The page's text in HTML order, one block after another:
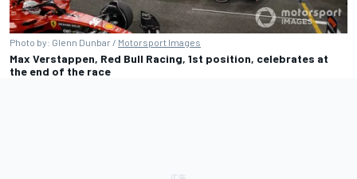
Photo by: Glenn Dunbar / Motorsport Images
Max Verstappen, Red Bull Racing, 1st position, celebrates at
the end of the race